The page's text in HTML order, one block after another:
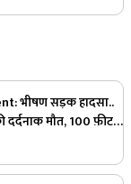
भीषण सड़क हादसा..
दर्दनाक मौत, 100 फ़ीट